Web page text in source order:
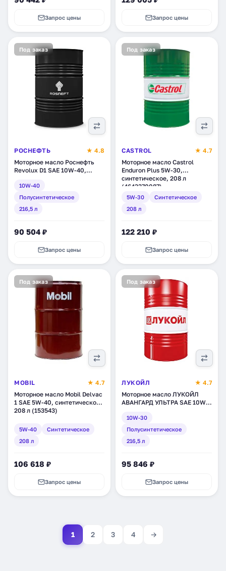
Запрос цены Запрос цены
Под заказ
РОСНЕФТЬ
★ 4.8
Моторное масло Роснефть
Revolux D1 SAE 10W-40,
(7866)
10W-40
Полусинтетическое
216,5 л
90 504 ₽
Запрос цены
Под заказ
CASTROL
★ 4.7
Моторное масло Castrol
Enduron Plus 5W-30,
синтетическое, 208 л
(4643370087)
5W-30
Синтетическое
208 л
122 210 ₽
Запрос цены
Под заказ
MOBIL
★ 4.7
Моторное масло Mobil Delvac
1 SAE 5W-40, синтетическое,
208 л (153543)
5W-40
Синтетическое
208 л
106 618 ₽
Запрос цены
Под заказ
ЛУКОЙЛ
★ 4.7
Моторное масло ЛУКОЙЛ
АВАНГАРД УЛЬТРА SAE 10W-
л (227349)
10W-30
Полусинтетическое
216,5 л
95 846 ₽
Запрос цены
1 2 3 4 →